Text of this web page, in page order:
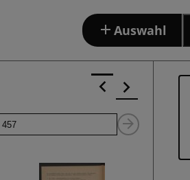
Auswahl
Seite
Nächste